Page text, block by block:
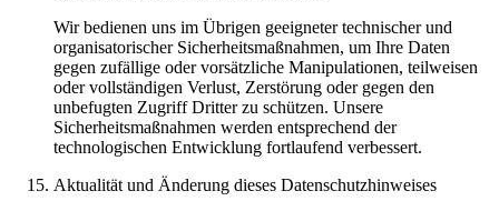
Wir bedienen uns im Übrigen geeigneter technischer und
organisatorischer Sicherheitsmaßnahmen, um Ihre Daten
gegen zufällige oder vorsätzliche Manipulationen, teilweisen
oder vollständigen Verlust, Zerstörung oder gegen den
unbefugten Zugriff Dritter zu schützen. Unsere
Sicherheitsmaßnahmen werden entsprechend der
technologischen Entwicklung fortlaufend verbessert.
Aktualität und Änderung dieses Datenschutzhinweises